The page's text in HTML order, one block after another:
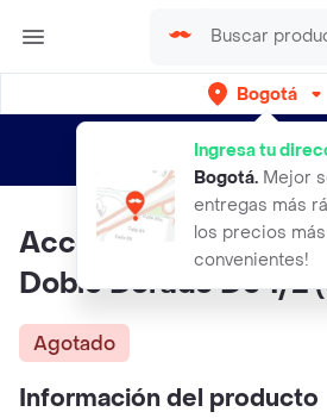
Bogotá
Ingresa tu
Bogotá. Mejor
entregas más
los precios más
convenientes!
envíos gratis por
Accesorio Cortinero
Doble Dorado De 1/2
Agotado
Información del producto